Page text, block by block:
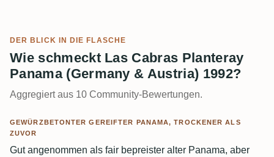
DER BLICK IN DIE FLASCHE
Wie schmeckt Las Cabras Planteray
Panama (Germany & Austria) 1992?
Aggregiert aus 10 Community-Bewertungen.
GEWÜRZBETONTER GEREIFTER PANAMA, TROCKENER ALS
ZUVOR
Gut angenommen als fair bepreister alter Panama, aber